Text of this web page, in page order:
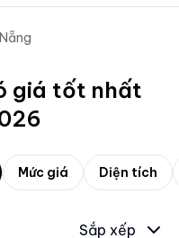
giá tốt nhất
Mức giá Diện tích
Sắp xếp